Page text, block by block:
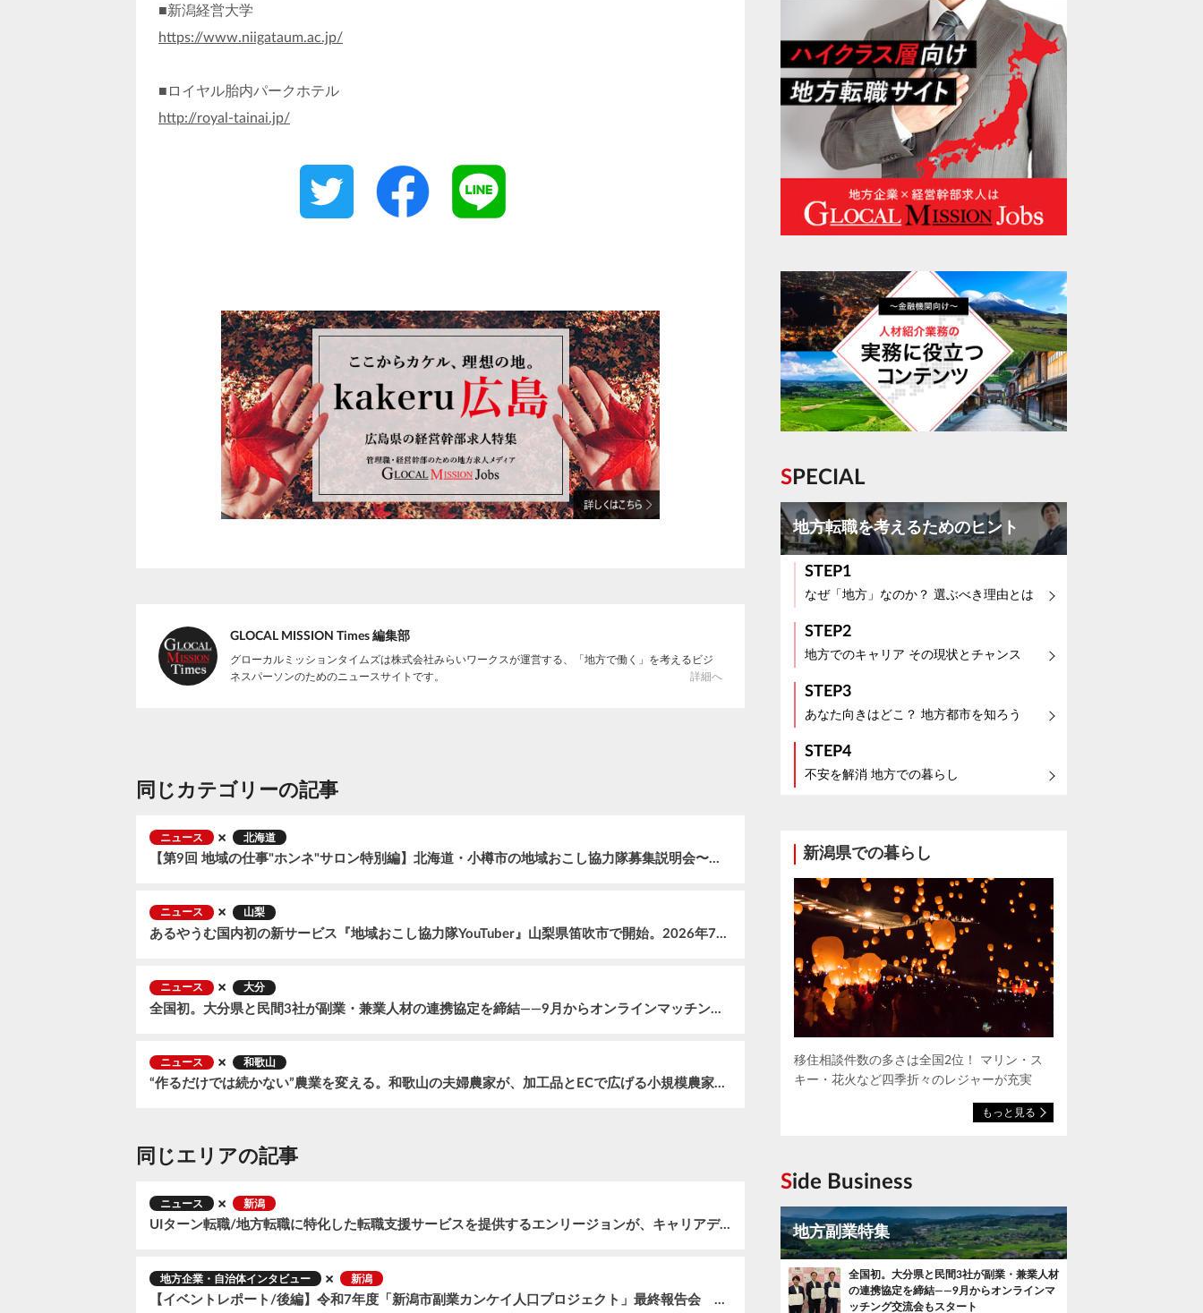
■新潟経営大学
https://www.niigataum.ac.jp/
■ロイヤル胎内パークホテル
http://royal-tainai.jp/
GLOCAL MISSION Times 編集部
グローカルミッションタイムズは株式会社みらいワークスが運営する、「地方で働く」を考えるビジ
ネスパーソンのためのニュースサイトです。
詳細へ
同じカテゴリーの記事
ニュース 北海道
【第9回 地域の仕事"ホンネ"サロン特別編】北海道・小樽市の地域おこし協力隊募集説明会〜まちの未来をつくる３つのミッション〜 を開催、全国から57名が参加
ニュース 山梨
あるやうむ国内初の新サービス『地域おこし協力隊YouTuber』山梨県笛吹市で開始。2026年7月に『森風美』が着任
ニュース 大分
全国初。大分県と民間3社が副業・兼業人材の連携協定を締結——9月からオンラインマッチング交流会もスタート
ニュース 和歌山
“作るだけでは続かない”農業を変える。和歌山の夫婦農家が、加工品とECで広げる小規模農家の可能性
同じエリアの記事
ニュース 新潟
UIターン転職/地方転職に特化した転職支援サービスを提供するエンリージョンが、キャリアデザインスクール『ST-ANCE』をリリース！
地方企業・自治体インタビュー 新潟
【イベントレポート/後編】令和7年度「新潟市副業カンケイ人口プロジェクト」最終報告会 ―新潟を想う「外の視点」がこの街の新しい力に―
SPECIAL
地方転職を考えるためのヒント
STEP1
なぜ「地方」なのか？ 選ぶべき理由とは
STEP2
地方でのキャリア その現状とチャンス
STEP3
あなた向きはどこ？ 地方都市を知ろう
STEP4
不安を解消 地方での暮らし
新潟県での暮らし
移住相談件数の多さは全国2位！ マリン・ス
キー・花火など四季折々のレジャーが充実
もっと見る
Side Business
地方副業特集
全国初。大分県と民間3社が副業・兼業人材
の連携協定を締結——9月からオンラインマ
ッチング交流会もスタート